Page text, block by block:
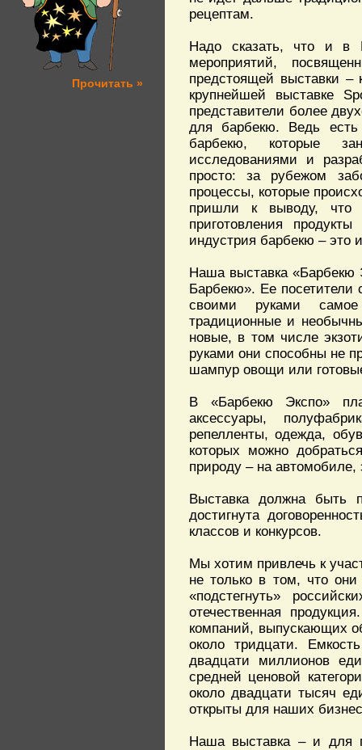
Прочитать »
рецептам.
Надо сказать, что и в
мероприятий,
предстоящей выставки –
крупнейшей выставке
представители более
для барбекю. Ведь есть
барбекю, которые
исследованиями и
просто: за рубежом
процессы, которые
пришли к выводу, что
приготовления
индустрия барбекю – это
Наша выставка «Барбекю
Барбекю». Ее посетители
своими руками самое
традиционные и
новые, в том числе
руками они способны не
шампур овощи или
В «Барбекю Экспо»
аксессуары,
репелленты, одежда,
которых можно
природу – на автомобиле,
Выставка должна быть
достигнута
классов и конкурсов.
Мы хотим привлечь к
не только в том, что
«подстегнуть»
отечественная
компаний, выпускающих
около тридцати.
двадцати миллионов
средней ценовой
около двадцати тысяч
открыты для наших
Наша выставка – и для